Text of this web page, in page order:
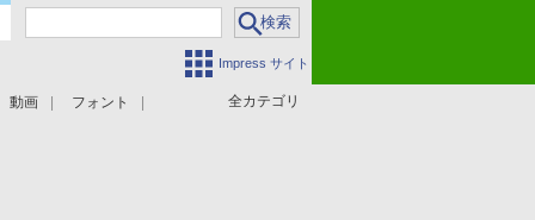
Impress サイト
全カテゴリ
動画 フォント